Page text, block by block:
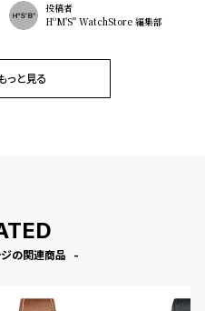
投稿者
HºM'S" WatchStore 編集部
っと見る
の関連商品